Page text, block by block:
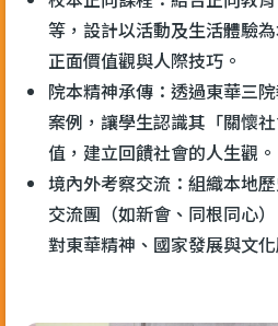
等，設計以活動及生活體驗
正面價值觀與人際技巧。
院本精神承傳：透過東華三
案例，讓學生認識其「關懷
值，建立回饋社會的人生觀。
境內外考察交流：組織本地
交流團（如新會、同根同心
對東華精神、國家發展與文